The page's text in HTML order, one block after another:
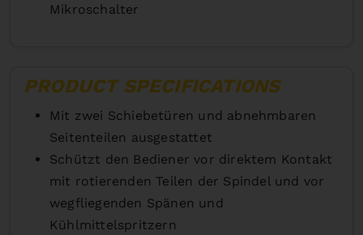
Mikroschalter
PRODUCT SPECIFICATIONS
Mit zwei Schiebetüren und abnehmbaren
Seitenteilen ausgestattet
Schützt den Bediener vor direktem Kontakt
mit rotierenden Teilen der Spindel und vor
wegfliegenden Spänen und
Kühlmittelspritzern